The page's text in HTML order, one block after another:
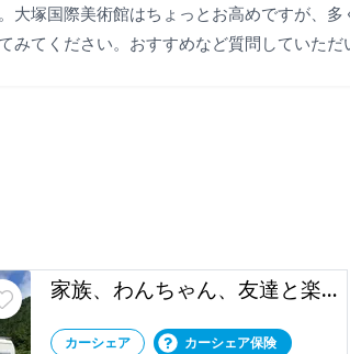
大塚国際美術館はちょっとお高めですが、
みてください。おすすめなど質問していただ
家族、わんちゃん、友達と楽しもう！！お気軽旅行のキャンピングカー（コルドバンクス）四国・淡路島にアクセス抜群🗾ペット大歓迎🐶ケージ無しOK、WIFI無料
カーシェア カーシェア保険